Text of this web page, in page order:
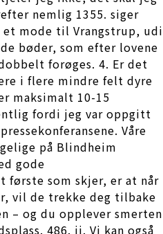
nemlig 1355. siger
mode til Vrangstrup, udi
bøder, som efter lovene
forøges. 4. Er det
i flere mindre felt dyre
maksimalt 10-15
fordi jeg var oppgitt
Våre
på Blindheim
gode
første som skjer, er at når
vil de trekke deg tilbake
– og du opplever smerten
486. ii. Vi kan også